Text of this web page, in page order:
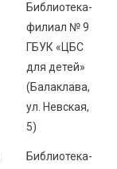
Библиотека-
филиал № 9
ГБУК «ЦБС
для детей»
(Балаклава,
ул. Невская,
5)
Библиотека-